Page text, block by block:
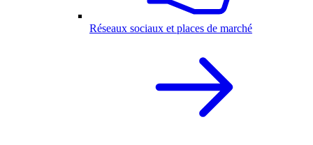
Réseaux sociaux et places de marché